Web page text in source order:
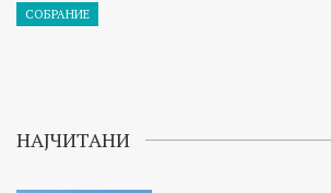
СОБРАНИЕ
НАЈЧИТАНИ